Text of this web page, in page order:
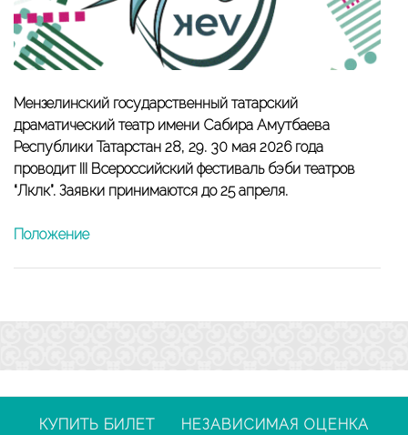
Мензелинский государственный татарский
драматический театр имени Сабира Амутбаева
Республики Татарстан 28, 29. 30 мая 2026 года
проводит III Всероссийский фестиваль бэби театров
“Ләкләк”. Заявки принимаются до 25 апреля.
Положение
КУПИТЬ БИЛЕТ
НЕЗАВИСИМАЯ ОЦЕНКА